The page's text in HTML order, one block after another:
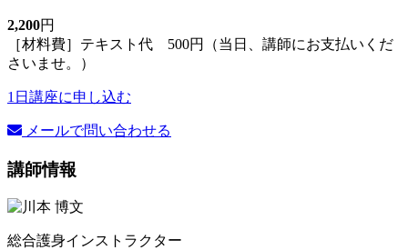
2,200円
［材料費］テキスト代 500円（当日、講師にお支払いくだ
さいませ。）
1日講座に申し込む
メールで問い合わせる
講師情報
総合護身インストラクター